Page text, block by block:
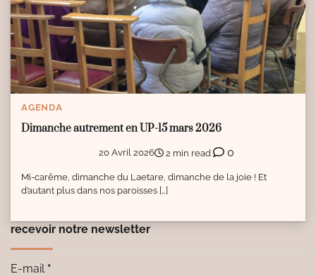
AGENDA
Dimanche autrement en UP-15 mars 2026
20 Avril 2026 2 min read 0
Mi-carême, dimanche du Laetare, dimanche de la joie ! Et
d’autant plus dans nos paroisses […]
recevoir notre newsletter
E-mail *